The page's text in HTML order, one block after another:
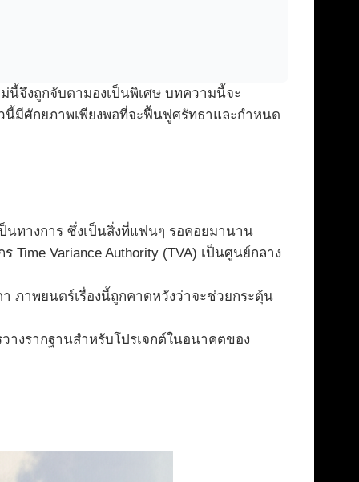
นี้จึงถูกจับตามองเป็นพิเศษ บทความนี้จะ
นี้มีศักยภาพเพียงพอที่จะฟื้นฟูศรัทธาและกำหนด
นทางการ ซึ่งเป็นสิ่งที่แฟนๆ รอคอยมานาน
Time Variance Authority (TVA) เป็นศูนย์กลาง
าพยนตร์เรื่องนี้ถูกคาดหวังว่าจะช่วยกระตุ้น
างรากฐานสำหรับโปรเจกต์ในอนาคตของ